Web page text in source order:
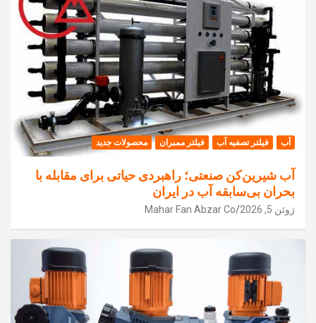
آب فیلتر تصفیه آب فیلتر ممبران محصولات جدید
آب شیرین‌کن صنعتی؛ راهبردی حیاتی برای مقابله با
بحران بی‌سابقه آب در ایران
ژوئن 5, 2026 Mahar Fan Abzar Co